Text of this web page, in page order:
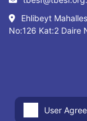
Ehlibeyt
No:126 Kat:2 Daire
User